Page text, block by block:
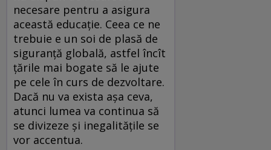
necesare pentru a asigura
această educație. Ceea ce ne
trebuie e un soi de plasă de
siguranță globală, astfel încît
țările mai bogate să le ajute
pe cele în curs de dezvoltare.
Dacă nu va exista așa ceva,
atunci lumea va continua să
se divizeze și inegalitățile se
vor accentua.